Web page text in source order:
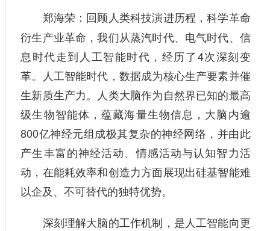
郑海荣： 回顾人类科技演进历程，科学革命
衍生产业革命，我们从蒸汽时代、电气时代、信
息时代走到人工智能时代，经历了4次深刻变
革。人工智能时代，数据成为核心生产要素并催
生新质生产力。人类大脑作为自然界已知的最高
级生物智能体，蕴藏海量生物信息，大脑内逾
800亿神经元组成极其复杂的神经网络，并由此
产生丰富的神经活动、情感活动与认知智力活
动，在能耗效率和创造力方面展现出硅基智能难
以企及、不可替代的独特优势。
深刻理解大脑的工作机制，是人工智能向更